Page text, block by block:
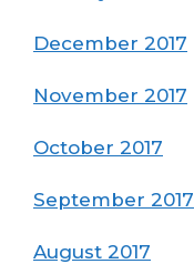
December 2017
November 2017
October 2017
September 2017
August 2017